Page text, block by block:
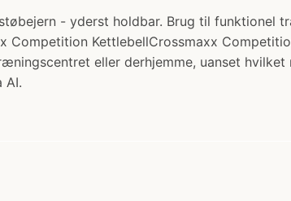
- yderst holdbar. Brug til funktionel
Competition KettlebellCrossmaxx
eller derhjemme, uanset hvilket
AI.